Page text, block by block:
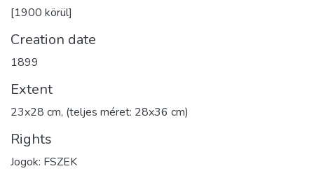
[1900 körül]
Creation date
1899
Extent
23x28 cm, (teljes méret: 28x36 cm)
Rights
Jogok: FSZEK